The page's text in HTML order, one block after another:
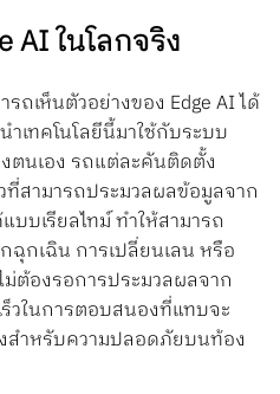
AI ในโลกจริง
รถเห็นตัวอย่างของ Edge AI ได้
เทคโนโลยีนี้มาใช้กับระบบ
ตนเอง รถแต่ละคันติดตั้ง
ที่สามารถประมวลผลข้อมูลจาก
บเรียลไทม์ ทำให้สามารถ
ฉุกเฉิน การเปลี่ยนเลน หรือ
ต้องรอการประมวลผลจาก
วในการตอบสนองที่แทบจะ
ำหรับความปลอดภัยบนท้อง